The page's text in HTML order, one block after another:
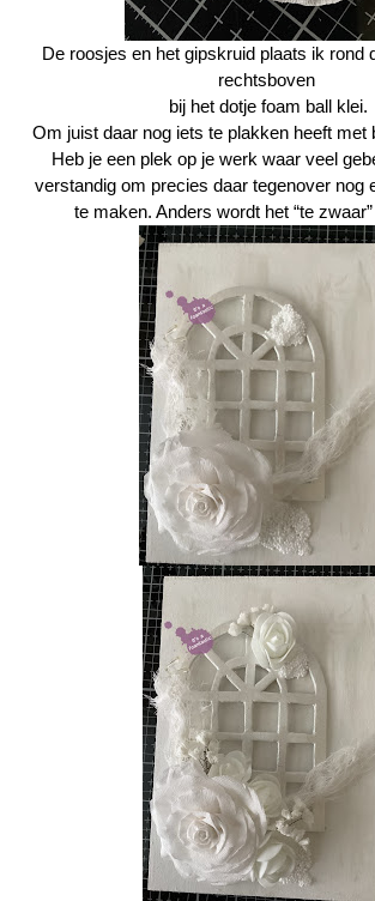
De roosjes en het gipskruid plaats ik rond
rechtsboven
bij het dotje foam ball klei.
Om juist daar nog iets te plakken heeft met
Heb je een plek op je werk waar veel
verstandig om precies daar tegenover nog
te maken. Anders wordt het “te